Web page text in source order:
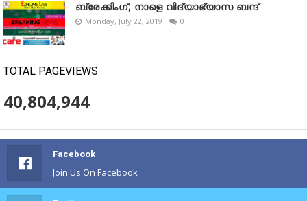
ബ്രേക്കിംഗ്; നാളെ വിദ്യാഭ്യാസ ബന്ദ്
Monday, July 22, 2019 0
TOTAL PAGEVIEWS
40,804,944
Facebook
Join Us On Facebook